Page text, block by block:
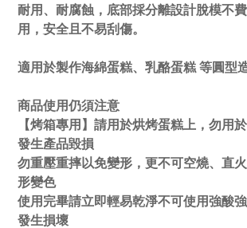
耐用、耐腐蝕，底部採分離設計脫模不
用，安全且不易刮傷。
適用於製作海綿蛋糕、乳酪蛋糕 等圓型
商品使用仍須注意
【烤箱專用】請用於烘烤蛋糕上，勿用
發生產品毀損
勿重壓重摔以免變形，更不可空燒、直
形變色
使用完畢請立即輕易乾淨不可使用強酸
發生損壞